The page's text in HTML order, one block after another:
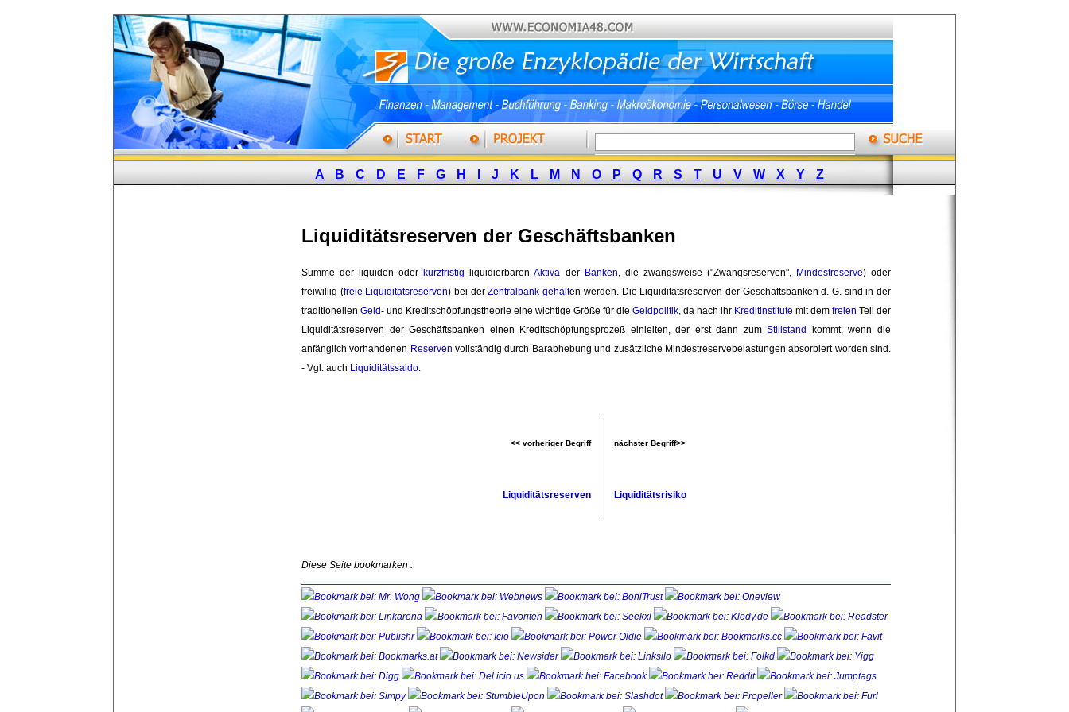
A B C D E F G H J K L M N O P Q R S T U V W X Y Z
Liquiditätsreserven der Geschäftsbanken
Summe der liquiden oder kurzfristig liquidierbaren Aktiva der Banken, die zwangsweise ("Zwangsreserven", Mindestreserve) oder
freiwillig (freie Liquiditätsreserven) bei derZentralbank gehalten werden. Die Liquiditätsreserven der Geschäftsbanken d. G. sind in der
traditionellen Geld- und Kreditschöpfungstheorie eine wichtige Größe für die Geldpolitik, da nach ihr Kreditinstitute mit dem freien Teil der
Liquiditätsreserven der Geschäftsbanken einen Kreditschöpfungsprozeß einleiten, der erst dann zumStillstand
kommt, wenn die
anfänglich vorhandenen Reserven vollständig durch Barabhebung und zusätzliche Mindestreservebelastungen absorbiert worden sind.
- Vgl. auch Liquiditätssaldo.
<< vorheriger Begriff nächster Begriff>>
Liquiditätsreserven Liquiditätsrisiko
Diese Seite bookmarken :